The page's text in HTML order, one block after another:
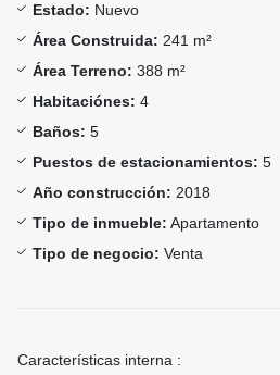
Estado: Nuevo
Área Construida: 241 m²
Área Terreno: 388 m²
Habitaciónes: 4
Baños: 5
Puestos de estacionamientos: 5
Año construcción: 2018
Tipo de inmueble: Apartamento
Tipo de negocio: Venta
Características interna :